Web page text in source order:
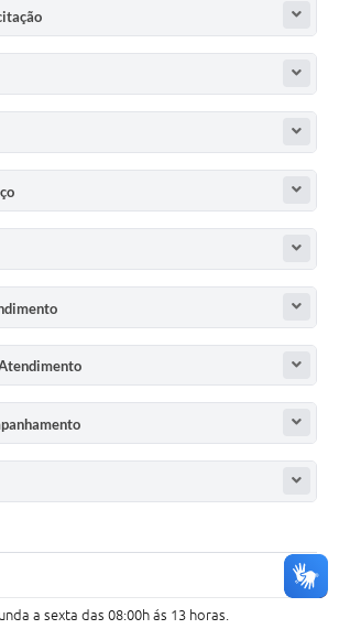
a sexta das 08:00h ás 13 horas.